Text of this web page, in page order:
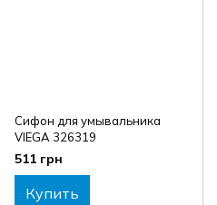
Сифон для умывальника
VIEGA 326319
511 грн
Купить